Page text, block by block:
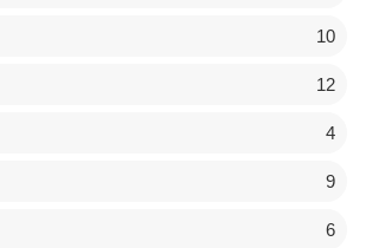
10
12
4
9
6